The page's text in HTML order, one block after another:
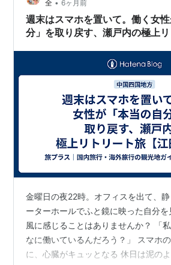
全 • 6ヶ月前
週末はスマホを置いて。働く女
分」を取り戻す、瀬戸内の極上
金曜日の夜22時。オフィスを出て、
ーターホールでふと鏡に映った自分
風に感じることはありませんか？ 「
なに働いているんだろう？」 スマホ
に、心臓がキュッとなる 休日は泥の